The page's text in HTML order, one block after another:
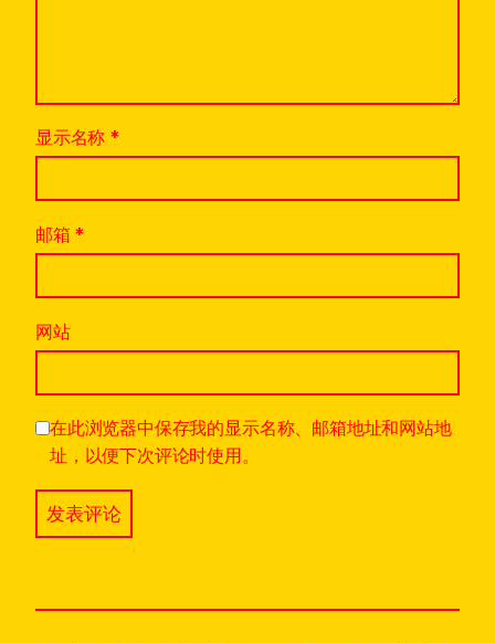
显示名称 *
邮箱 *
网站
在此浏览器中保存我的显示名称、邮箱地址和网站地
址，以便下次评论时使用。